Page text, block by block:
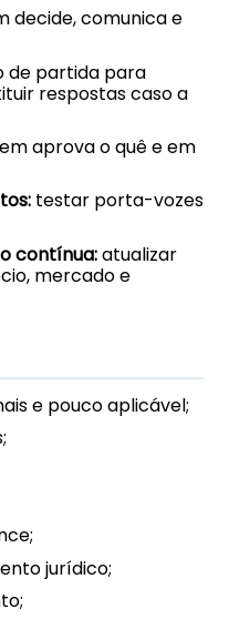
decide, comunica e
de partida para
respostas caso a
aprova o quê e em
testar porta-vozes
contínua:atualizar
mercado e
e pouco aplicável;
jurídico;